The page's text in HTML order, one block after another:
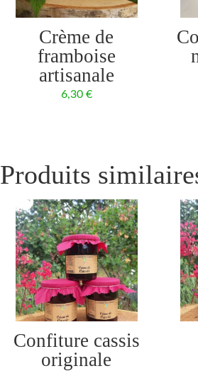
Crème de
framboise
artisanale
6,30 €
Produits
Confiture cassis
originale